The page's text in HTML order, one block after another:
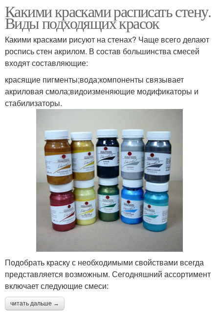
Какими красками расписать стену.
Виды подходящих красок
Какими красками рисуют на стенах? Чаще всего делают
роспись стен акрилом. В состав большинства смесей
входят составляющие:
красящие пигменты;вода;компоненты связывает
акриловая смола;видоизменяющие модификаторы и
стабилизаторы.
Подобрать краску с необходимыми свойствами всегда
представляется возможным. Сегодняшний ассортимент
включает следующие смеси:
читать дальше →